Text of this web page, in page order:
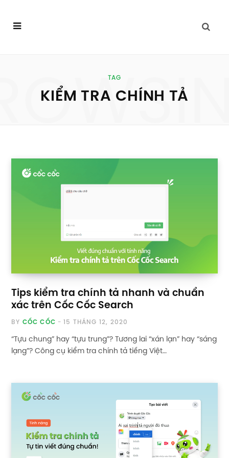
TAG
KIỂM TRA CHÍNH TẢ
Tips kiểm tra chính tả nhanh và chuẩn
xác trên Cốc Cốc Search
BY CỐC CỐC 15 THÁNG 12, 2020
“Tựu chung” hay “tựu trung”? Tương lai “xán lạn” hay “sáng
lạng”? Công cụ kiểm tra chính tả tiếng Việt…